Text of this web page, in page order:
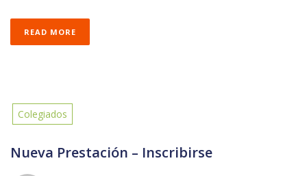
READ MORE
Colegiados
Nueva Prestación – Inscribirse